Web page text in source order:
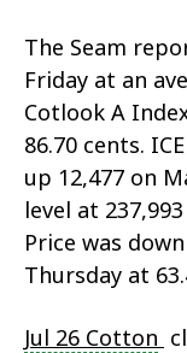
The Seam
Friday at an
Cotlook A
86.70 cents.
up 12,477 on
level at
Price was
Thursday at
Jul 26 Cotton